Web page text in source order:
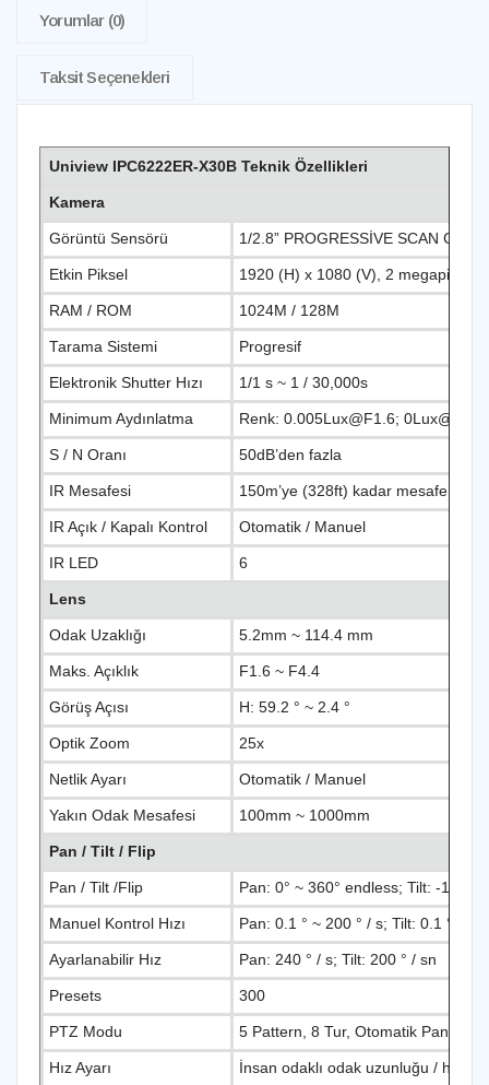
Yorumlar (0)
Taksit Seçenekleri
Uniview IPC6222ER-X30B Teknik Özellikleri
Kamera
Görüntü Sensörü 1/2.8” PROGRESSİVE SCAN CMOS
Etkin Piksel 1920 (H) x 1080 (V), 2 megapiksel
RAM / ROM 1024M / 128M
Tarama Sistemi Progresif
Elektronik Shutter Hızı 1/1 s ~ 1 / 30,000s
Minimum Aydınlatma Renk: 0.005Lux@F1.6; 0Lux@F1.6
S / N Oranı 50dB’den fazla
IR Mesafesi 150m’ye (328ft) kadar mesafe
IR Açık / Kapalı Kontrol Otomatik / Manuel
IR LED 6
Lens
Odak Uzaklığı 5.2mm ~ 114.4 mm
Maks. Açıklık F1.6 ~ F4.4
Görüş Açısı H: 59.2 ° ~ 2.4 °
Optik Zoom 25x
Netlik Ayarı Otomatik / Manuel
Yakın Odak Mesafesi 100mm ~ 1000mm
Pan / Tilt / Flip
Pan / Tilt /Flip Pan: 0° ~ 360° endless; Tilt: -15° ~
Manuel Kontrol Hızı Pan: 0.1 ° ~ 200 ° / s; Tilt: 0.1 ° ~
Ayarlanabilir Hız Pan: 240 ° / s; Tilt: 200 ° / sn
Presets 300
PTZ Modu 5 Pattern, 8 Tur, Otomatik Pan,
Hız Ayarı İnsan odaklı odak uzunluğu / hız